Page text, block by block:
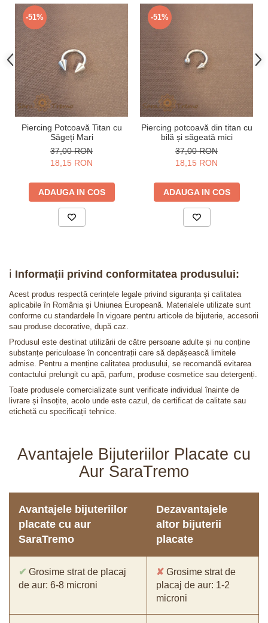
-51%
Piercing Potcoavă Titan cu
Săgeți Mari
37,00 RON
18,15 RON
ADAUGA IN COS
-51%
Piercing potcoavă din titan cu
bilă și săgeată mici
37,00 RON
18,15 RON
ADAUGA IN COS
ℹ️ Informații privind conformitatea produsului:
Acest produs respectă cerințele legale privind siguranța și calitatea
aplicabile în România și Uniunea Europeană. Materialele utilizate sunt
conforme cu standardele în vigoare pentru articole de bijuterie, accesorii
sau produse decorative, după caz.
Produsul este destinat utilizării de către persoane adulte și nu conține
substanțe periculoase în concentrații care să depășească limitele
admise. Pentru a menține calitatea produsului, se recomandă evitarea
contactului prelungit cu apă, parfum, produse cosmetice sau detergenți.
Toate produsele comercializate sunt verificate individual înainte de
livrare și însoțite, acolo unde este cazul, de certificat de calitate sau
etichetă cu specificații tehnice.
Avantajele Bijuteriilor Placate cu
Aur SaraTremo
Avantajele bijuteriilor
placate cu aur
SaraTremo
Dezavantajele
altor bijuterii
placate
✔ Grosime strat de placaj
de aur: 6-8 microni
✘ Grosime strat de
placaj de aur: 1-2
microni